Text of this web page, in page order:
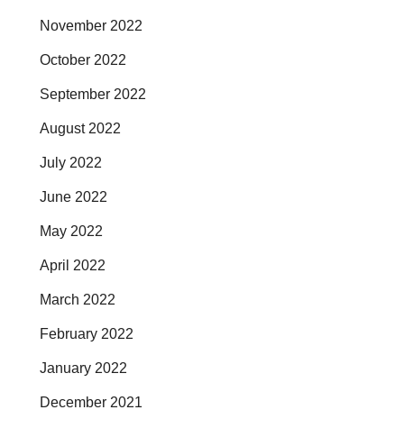
November 2022
October 2022
September 2022
August 2022
July 2022
June 2022
May 2022
April 2022
March 2022
February 2022
January 2022
December 2021